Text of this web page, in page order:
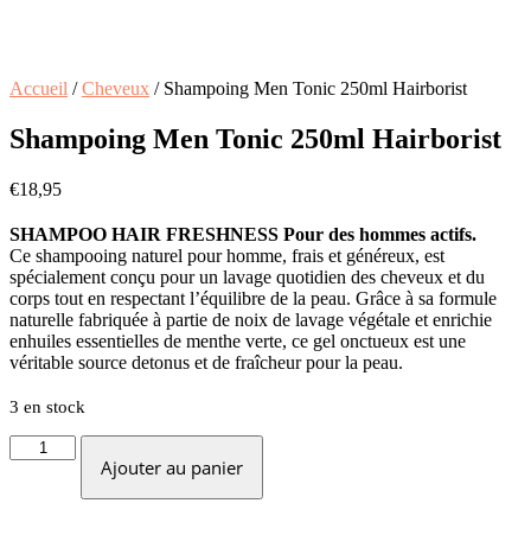
Accueil /Cheveux / Shampoing Men Tonic 250ml Hairborist
Shampoing Men Tonic 250ml Hairborist
€18,95
SHAMPOO HAIR FRESHNESS Pour des hommes actifs.
Ce shampooing naturel pour homme, frais et généreux, est
spécialement conçu pour un lavage quotidien des cheveux et du
corps tout en respectant l’équilibre de la peau. Grâce à sa formule
naturelle fabriquée à partie de noix de lavage végétale et enrichie
enhuiles essentielles de menthe verte, ce gel onctueux est une
véritable source detonus et de fraîcheur pour la peau.
3 en stock
quantité
de
Ajouter au panier